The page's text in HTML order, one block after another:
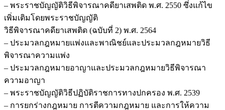
– พระราชบัญญัติวิธีพิจารณาคดียาเสพติด พ.ศ. 2550 ซึ่งแก้ไข
เพิ่มเติมโดยพระราชบัญญัติ
วิธีพิจารณาคดียาเสพติด (ฉบับที่ 2) พ.ศ. 2564
– ประมวลกฎหมายแพ่งและพาณิชย์และประมวลกฎหมายวิธี
พิจารณาความแพ่ง
– ประมวลกฎหมายอาญาและประมวลกฎหมายวิธีพิจารณา
ความอาญา
– พระราชบัญญัติวิธีปฏิบัติราชการทางปกครอง พ.ศ. 2539
– การยกร่างกฎหมาย การตีความกฎหมาย และการให้ความ